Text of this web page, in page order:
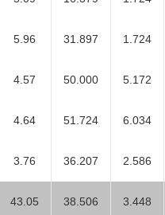
5.96 31.897 1.724
4.57 50.000 5.172
4.64 51.724 6.034
3.76 36.207 2.586
43.05 38.506 3.448